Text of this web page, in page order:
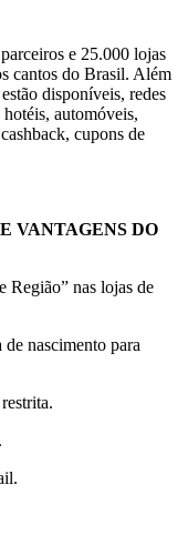
e 25.000 lojas
cantos do Brasil. Além
disponíveis, redes
hotéis, automóveis,
cupons de
VANTAGENS DO
Região” nas lojas de
nascimento para